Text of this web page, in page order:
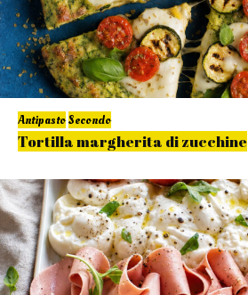
AntipastoSecondo
Tortilla margherita di zucchine